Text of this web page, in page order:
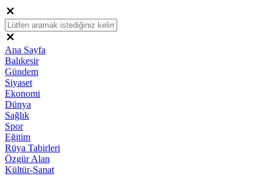
Ana Sayfa
Balıkesir
Gündem
Siyaset
Ekonomi
Dünya
Sağlık
Spor
Eğitim
Rüya Tabirleri
Özgür Alan
Kültür-Sanat